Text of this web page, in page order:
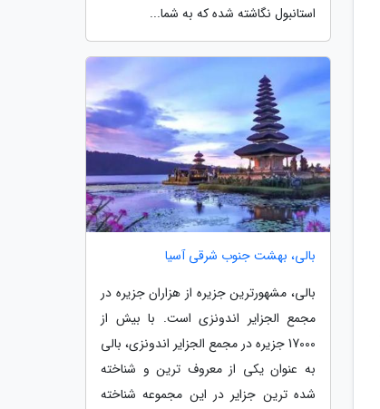
استانبول نگاشته شده که به شما...
بالی، بهشت جنوب شرقی آسیا
بالی، مشهورترین جزیره از هزاران جزیره در
مجمع الجزایر اندونزی است. با بیش از
17000 جزیره در مجمع الجزایر اندونزی، بالی
به عنوان یکی از معروف ترین و شناخته
شده ترین جزایر در این مجموعه شناخته